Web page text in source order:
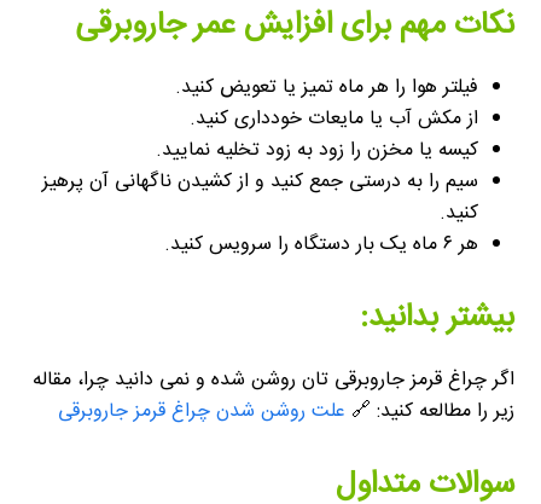
نکات مهم برای افزایش عمر جاروبرقی
فیلتر هوا را هر ماه تمیز یا تعویض کنید.
از مکش آب یا مایعات خودداری کنید.
کیسه یا مخزن را زود به زود تخلیه نمایید.
سیم را به درستی جمع کنید و از کشیدن ناگهانی آن پرهیز
کنید.
هر ۶ ماه یک بار دستگاه را سرویس کنید.
بیشتر بدانید:
اگر چراغ قرمز جاروبرقی تان روشن شده و نمی دانید چرا، مقاله
زیر را مطالعه کنید: 🔗 علت روشن شدن چراغ قرمز جاروبرقی
سوالات متداول